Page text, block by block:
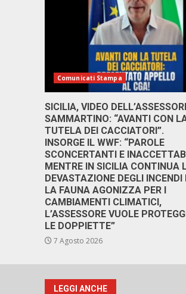
Comunicati Stampa
SICILIA, VIDEO
SAMMARTINO: “AVANTI CON
TUTELA DEI CACCIATORI”.
INSORGE IL WWF: “PAROLE
SCONCERTANTI E
MENTRE IN SICILIA CONTINUA
DEVASTAZIONE DEGLI INCENDI
LA FAUNA AGONIZZA PER I
CAMBIAMENTI CLIMATICI,
L’ASSESSORE VUOLE
LE DOPPIETTE”
7 Agosto 2026
LEGGI ANCHE